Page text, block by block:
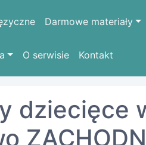
Darmowe materiały
O serwisie Kontakt
dziecięce